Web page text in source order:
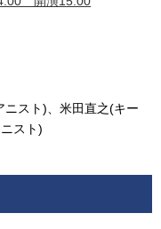
スト)、米田直之(キー
スト)